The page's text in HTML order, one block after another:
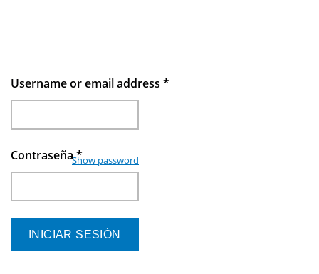
Username or email address *
Contraseña*
Show password